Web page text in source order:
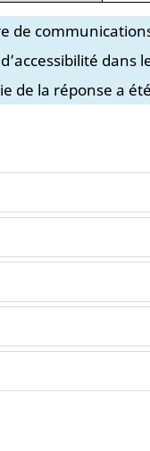
de
dans
la réponse a